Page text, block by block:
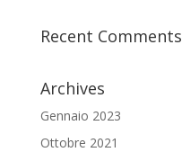
Recent Comments
Archives
Gennaio 2023
Ottobre 2021